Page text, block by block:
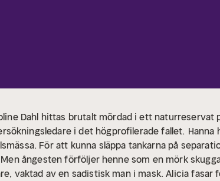
Dahl hittas brutalt mördad i ett naturreservat
i det högprofilerade fallet. Hanna
För att kunna släppa tankarna på
ångesten förföljer henne som en mörk
vaktad av en sadistisk man i mask. Alicia